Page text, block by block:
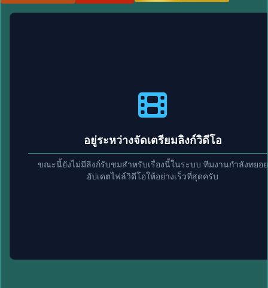
อยู่ระหว่างจัดเตรียมลิงก์วิดีโอ
ขณะนี้ยังไม่มีลิงก์รับชมสำหรับเรื่องนี้ในระบบ ทีมงานกำลังทยอย
อัปเดตไฟล์วิดีโอให้อย่างเร็วที่สุดครับ